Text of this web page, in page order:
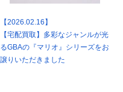
【2026.02.16】
【宅配買取】多彩なジャンルが光
るGBAの『マリオ』シリーズをお
譲りいただきました